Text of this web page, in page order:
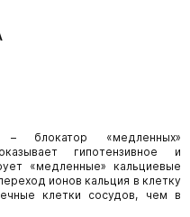
– блокатор «медленных»
гипотензивное и
«медленные» кальциевые
ионов кальция в клетку
клетки сосудов, чем в